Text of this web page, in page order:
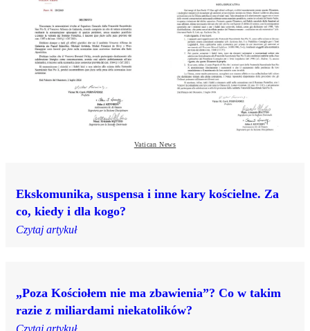
Vatican News
Ekskomunika, suspensa i inne kary kościelne. Za
co, kiedy i dla kogo?
Czytaj artykuł
„Poza Kościołem nie ma zbawienia”? Co w takim
razie z miliardami niekatolików?
Czytaj artykuł